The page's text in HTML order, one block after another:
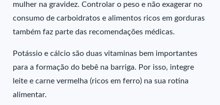
mulher na gravidez. Controlar o peso e não exagerar no
consumo de carboidratos e alimentos ricos em gorduras
também faz parte das recomendações médicas.
Potássio e cálcio são duas vitaminas bem importantes
para a formação do bebê na barriga. Por isso, integre
leite e carne vermelha (ricos em ferro) na sua rotina
alimentar.